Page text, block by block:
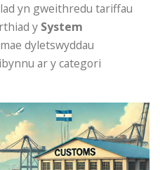
yn gweithredu tariffau
y System
dyletswyddau
ar y categori